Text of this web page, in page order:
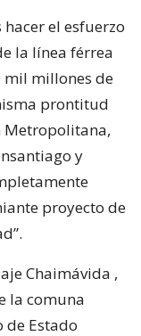
el esfuerzo
la línea férrea
mil millones de
prontitud
Metropolitana,
y
proyecto de
Chaimávida ,
la comuna
de Estado